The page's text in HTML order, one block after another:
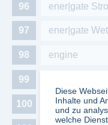
ener|gate
ener|gate
engine
Entheogene
Diese
Inhalte und
und zu
welche